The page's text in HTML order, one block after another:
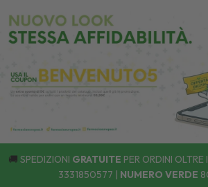
🚚 SPEDIZIONI GRATUITE PER ORDINI
3331850577 | NUMERO VERDE